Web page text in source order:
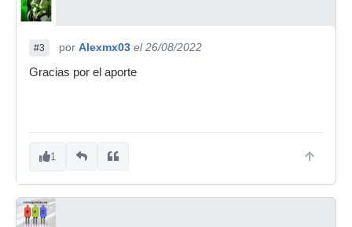
#3 por Alexmx03 el 26/08/2022
Gracias por el aporte
1